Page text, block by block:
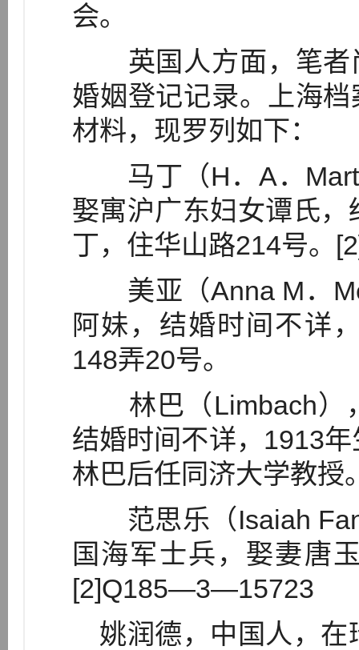
会。
英国人方面，笔者
婚姻登记记录。上海
材料，现罗列如下：
马丁（H．A．
娶寓沪广东妇女谭氏
丁，住华山路214号
美亚（Anna M．
阿妹，结婚时间不详
148弄20号。
林巴（Limbach）
结婚时间不详，1913
林巴后任同济大学教授
范思乐（Isaiah
国海军士兵，娶妻唐
[2]Q185—3—15723
姚润德，中国人，在